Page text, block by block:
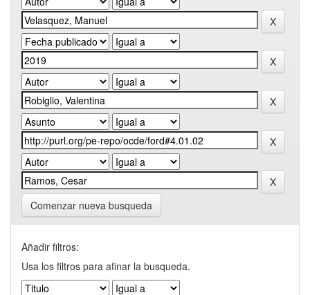
Comenzar nueva busqueda
Añadir filtros:
Usa los filtros para afinar la busqueda.